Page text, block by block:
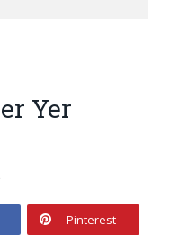
Yer
Pinterest